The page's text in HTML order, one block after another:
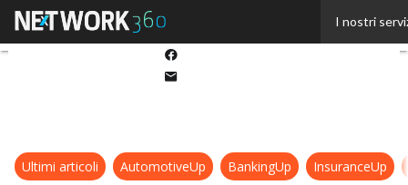
I nostri
Ultimi articoli AutomotiveUp BankingUp InsuranceUp